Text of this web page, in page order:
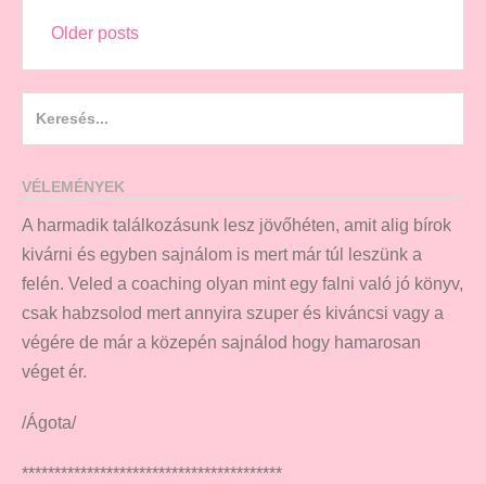
Posts
Older posts
VÉLEMÉNYEK
A harmadik találkozásunk lesz jövőhéten, amit alig bírok
kivárni és egyben sajnálom is mert már túl leszünk a
felén. Veled a coaching olyan mint egy falni való jó könyv,
csak habzsolod mert annyira szuper és kiváncsi vagy a
végére de már a közepén sajnálod hogy hamarosan
véget ér.
/Ágota/
****************************************